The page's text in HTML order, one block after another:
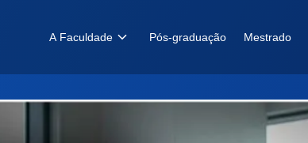
A Faculdade Pós-graduação Mestrado